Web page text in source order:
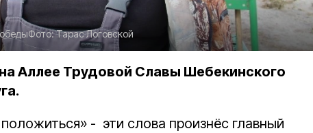
Фото:Тарас Логовской
Аллее Трудовой Славы Шебекинского
- эти слова произнёс главный